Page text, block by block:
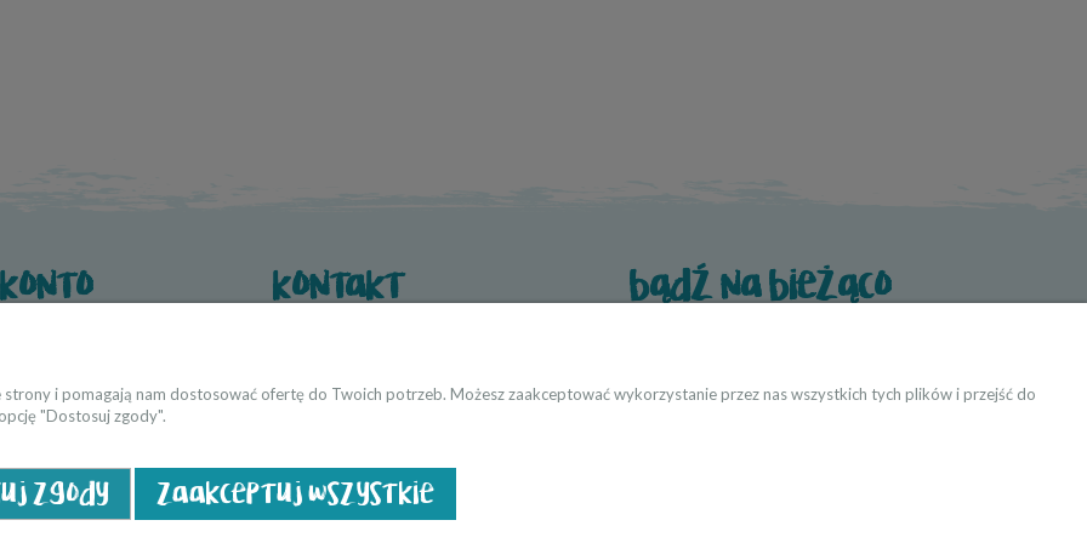
kontakt
Współpraca → producenci i twórcy
bądź na bieżąco
i pomagają nam dostosować ofertę do Twoich potrzeb. Możesz zaakceptować wykorzystanie przez nas wszystkich tych plików i przejść do
"Dostosuj zgody".
zgody zaakceptuj wszystkie